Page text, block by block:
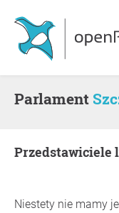
Parlament
Przedstawiciele
Niestety nie mamy